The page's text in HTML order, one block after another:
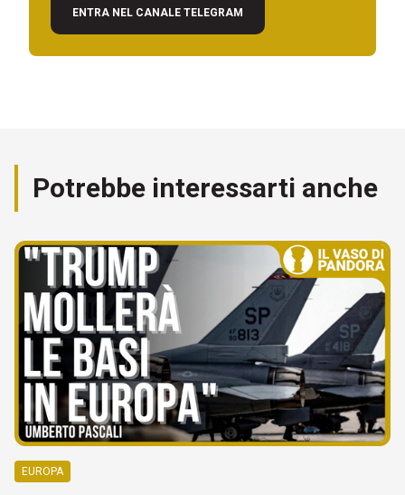
ENTRA NEL CANALE TELEGRAM
Potrebbe interessarti anche
EUROPA